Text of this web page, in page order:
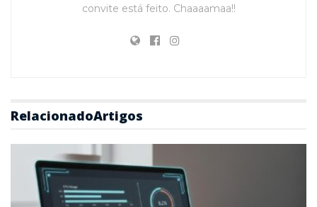
convite está feito. Chaaaamaa!!
RelacionadoArtigos